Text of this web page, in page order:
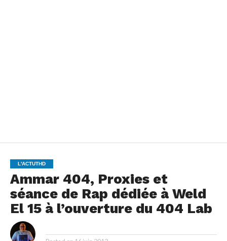
L'ACTUTHD
Ammar 404, Proxies et
séance de Rap dédiée à Weld
El 15 à l’ouverture du 404 Lab